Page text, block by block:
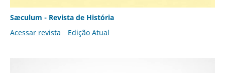
Sæculum - Revista de História
Acessar revista
Edição Atual